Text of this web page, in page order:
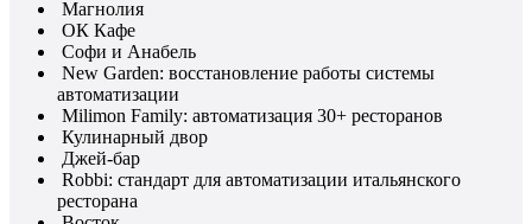
Магнолия
ОК Кафе
Софи и Анабель
New Garden: восстановление работы системы
автоматизации
Milimon Family: автоматизация 30+ ресторанов
Кулинарный двор
Джей-бар
Robbi: стандарт для автоматизации итальянского
ресторана